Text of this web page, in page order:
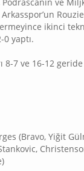
ikinci
yaptı.
7 ve 16-12
(Bravo, Yiğit